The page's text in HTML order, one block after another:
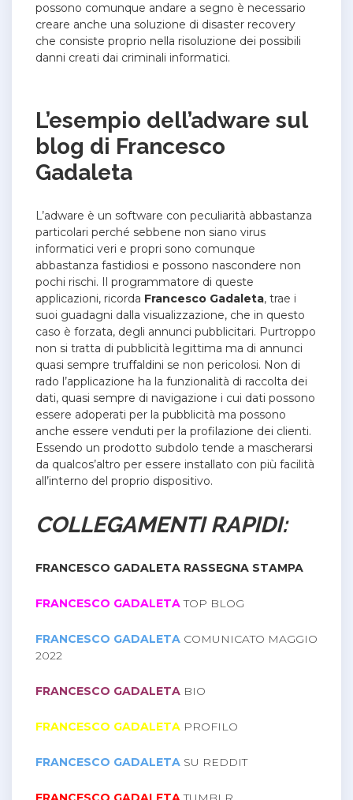
possono comunque andare a segno è necessario
creare anche una soluzione di disaster recovery
che consiste proprio nella risoluzione dei possibili
danni creati dai criminali informatici.
L’esempio dell’adware sul
blog di Francesco
Gadaleta
L’adware è un software con peculiarità abbastanza
particolari perché sebbene non siano virus
informatici veri e propri sono comunque
abbastanza fastidiosi e possono nascondere non
pochi rischi. Il programmatore di queste
applicazioni, ricorda Francesco Gadaleta, trae i
suoi guadagni dalla visualizzazione, che in questo
caso è forzata, degli annunci pubblicitari. Purtroppo
non si tratta di pubblicità legittima ma di annunci
quasi sempre truffaldini se non pericolosi. Non di
rado l’applicazione ha la funzionalità di raccolta dei
dati, quasi sempre di navigazione i cui dati possono
essere adoperati per la pubblicità ma possono
anche essere venduti per la profilazione dei clienti.
Essendo un prodotto subdolo tende a mascherarsi
da qualcos’altro per essere installato con più facilità
all’interno del proprio dispositivo.
COLLEGAMENTI RAPIDI:
FRANCESCO GADALETA RASSEGNA STAMPA
FRANCESCO GADALETATOP BLOG
FRANCESCO GADALETA COMUNICATO MAGGIO
2022
FRANCESCO GADALETA BIO
FRANCESCO GADALETA PROFILO
FRANCESCO GADALETA SU REDDIT